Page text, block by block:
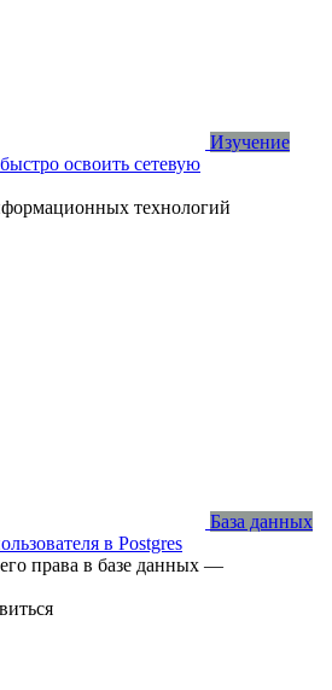
Изучение
освоить сетевую
технологий
База данных
в Postgres
права в базе данных —